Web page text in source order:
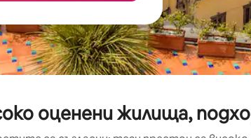
оценени жилища,